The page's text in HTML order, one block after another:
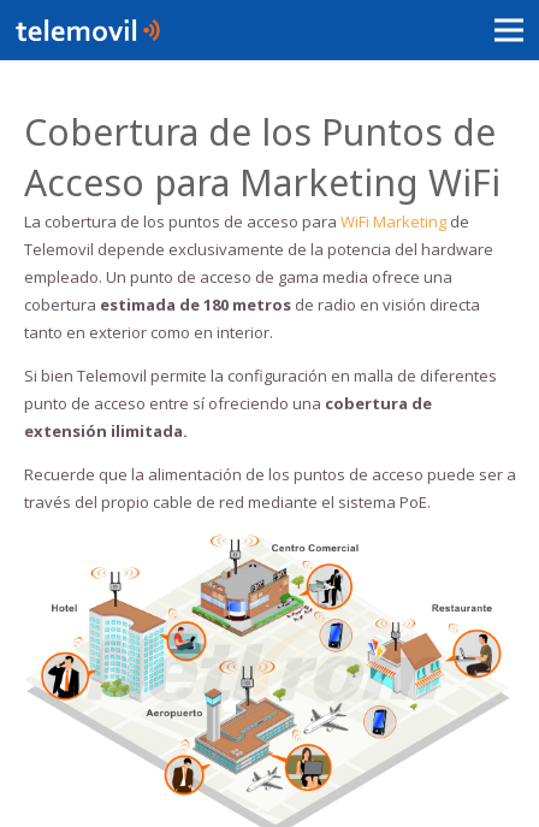
Cobertura de los Puntos de
Acceso para Marketing WiFi
La cobertura de los puntos de acceso para WiFi Marketingde
Telemovil depende exclusivamente de la potencia del hardware
empleado. Un punto de acceso de gama media ofrece una
cobertura estimada de 180 metrosde radio en visión directa
tanto en exterior como en interior.
Si bien Telemovil permite la configuración en malla de diferentes
punto de acceso entre sí ofreciendo una cobertura de
extensión ilimitada.
Recuerde que la alimentación de los puntos de acceso puede ser a
través del propio cable de red mediante el sistema PoE.